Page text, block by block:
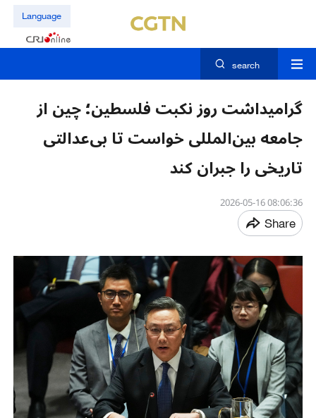
Language
search
گرامیداشت روز نکبت فلسطین؛ چین از
جامعه بین‌المللی خواست تا بی‌عدالتی
تاریخی را جبران کند
08:06:36 2026-05-16
Share